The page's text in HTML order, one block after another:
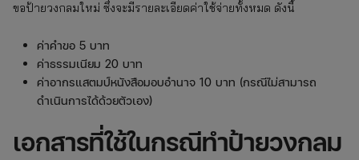
ขอป้ายวงกลมใหม่ ซึ่งจะมีรายละเอียดค่าใช้จ่ายทั้งหมด ดังนี้
ค่าคำขอ 5 บาท
ค่าธรรมเนียม 20 บาท
ค่าอากรแสตมป์หนังสือมอบอำนาจ 10 บาท (กรณีไม่สามารถ
ดำเนินการได้ด้วยตัวเอง)
เอกสารที่ใช้ในกรณีทำป้ายวงกลม